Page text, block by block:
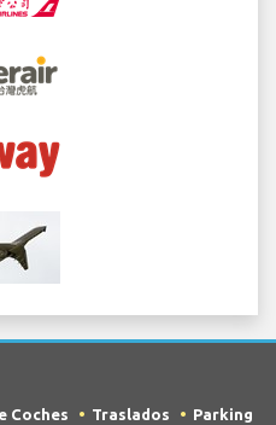
Coches Traslados
Parking